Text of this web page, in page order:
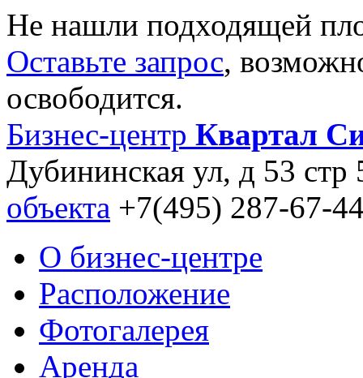
Не нашли подходящей
Оставьте запрос,
освободится.
Бизнес-центр Квартал
Дубининская ул, д 53 стр
объекта +7(495) 287-67-
О бизнес-центре
Расположение
Фотогалерея
Аренда